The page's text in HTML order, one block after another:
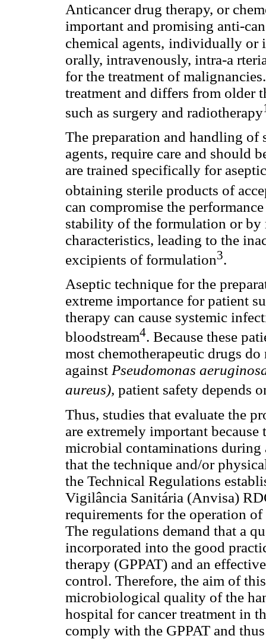
Anticancer drug therapy, or
important and promising anti-
chemical agents, individually or
orally, intravenously, intra-a
for the treatment of
treatment and differs from older
such as surgery and radiotherapy
The preparation and handling of
agents, require care and should
are trained specifically for
obtaining sterile products of
can compromise the
stability of the formulation or
characteristics, leading to the
excipients of formulation3.
Aseptic technique for the
extreme importance for patient
therapy can cause systemic
bloodstream4. Because these
most chemotherapeutic drugs
against Pseudomonas
aureus), patient safety depends
Thus, studies that evaluate the
are extremely important
microbial contaminations
that the technique and/or
the Technical Regulations
Vigilância Sanitária (Anvisa)
requirements for the operation
The regulations demand that a
incorporated into the good
therapy (GPPAT) and an
control. Therefore, the aim of
microbiological quality of the
hospital for cancer treatment in
comply with the GPPAT and